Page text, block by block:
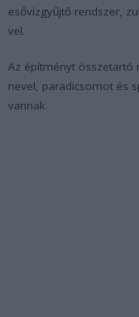
esővízgyűjtő rendszer,
vel.
Az építményt
nevel, paradicsomot és
vannak.